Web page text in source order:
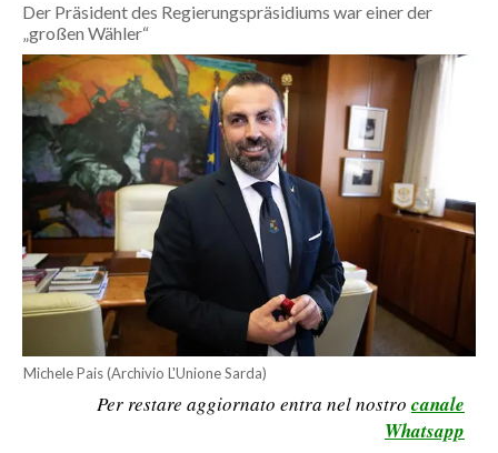
LAVORO
BANDI
SPORT IN SARDEGNA
SPORT
RISULTATI E CLASSIFICHE
CALCIO
CALCIO REGIONALE
BASKET
VOLLEY
MOTORI
Der Präsident des Regierungspräsidiums war einer der
„großen Wähler“
Michele Pais (Archivio L'Unione Sarda)
Per restare aggiornato entra nel nostro canale
Whatsapp